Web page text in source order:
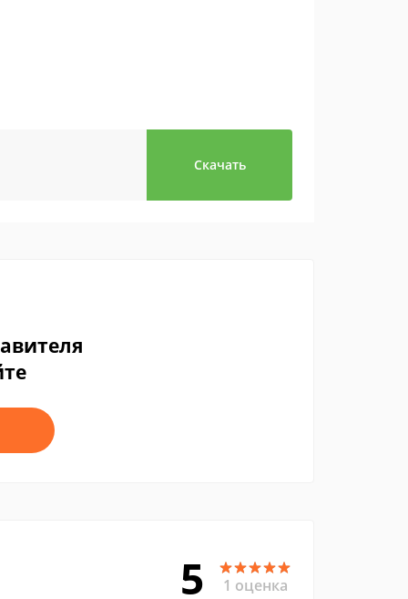
Скачать
5 1 оценка